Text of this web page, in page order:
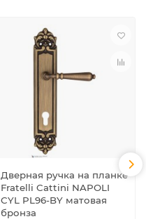
Дверная ручка на планке
Fratelli Cattini NAPOLI
CYL PL96-BY матовая
бронза